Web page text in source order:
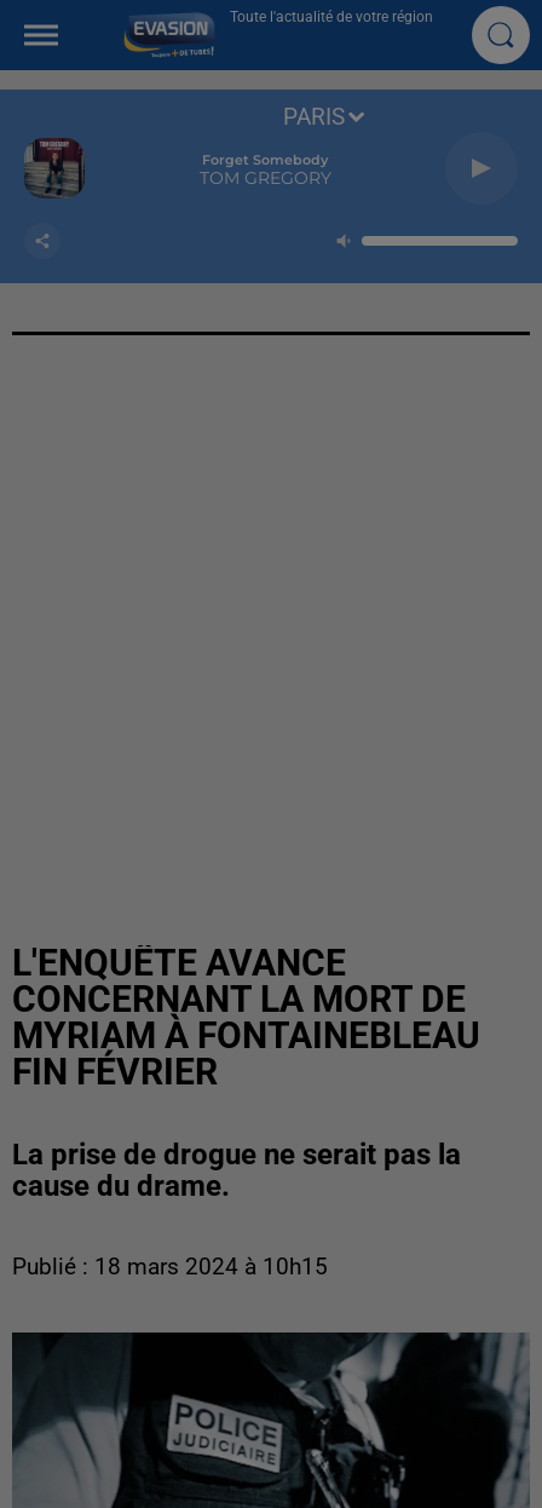
Toute l'actualité de votre région
Forget Somebody
TOM GREGORY
PARIS
L'ENQUÊTE AVANCE
CONCERNANT LA MORT DE
MYRIAM À FONTAINEBLEAU
FIN FÉVRIER
La prise de drogue ne serait pas la
cause du drame.
Publié : 18 mars 2024 à 10h15